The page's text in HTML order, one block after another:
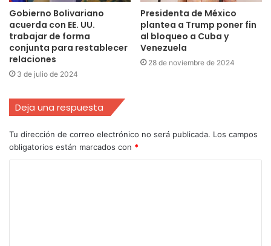
Gobierno Bolivariano
acuerda con EE. UU.
trabajar de forma
conjunta para restablecer
relaciones
3 de julio de 2024
Presidenta de México
plantea a Trump poner fin
al bloqueo a Cuba y
Venezuela
28 de noviembre de 2024
Deja una respuesta
Tu dirección de correo electrónico no será publicada. Los campos
obligatorios están marcados con *